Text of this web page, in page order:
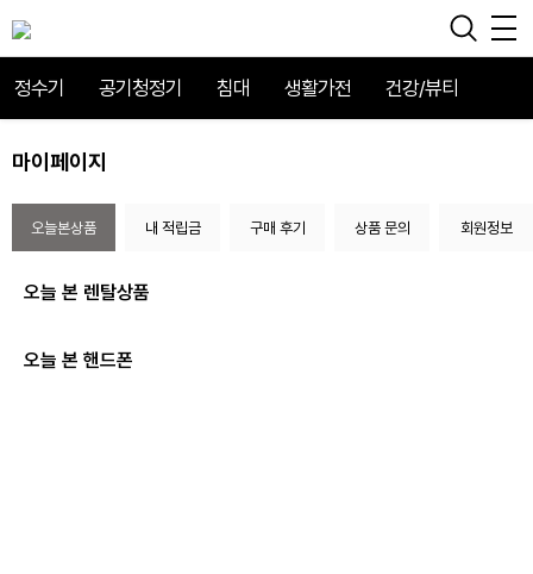
정수기 공기청정기 침대 생활가전 건강/뷰티
마이페이지
오늘본상품 내 적립금 구매 후기 상품 문의 회원정보
오늘 본 렌탈상품
오늘 본 핸드폰